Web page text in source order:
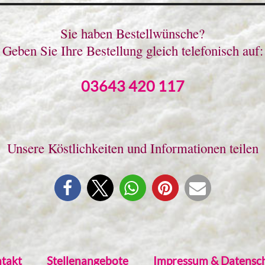
Sie haben Bestellwünsche?
Geben Sie Ihre Bestellung gleich telefonisch auf:
03643 420 117
Unsere Köstlichkeiten und Informationen teilen
Stellenangebote Impressum &